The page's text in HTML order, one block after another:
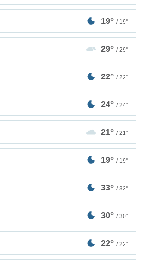
19° / 19°
29° / 29°
22° / 22°
24° / 24°
21° / 21°
19° / 19°
33° / 33°
30° / 30°
22° / 22°